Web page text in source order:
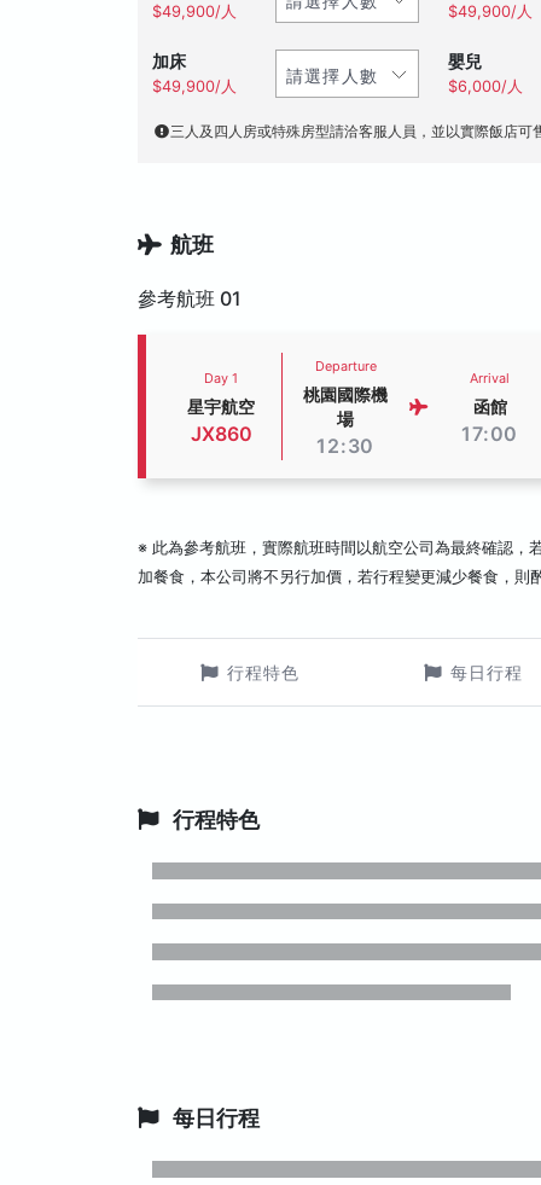
$49,900/人 $49,900/人
加床
$49,900/人
嬰兒
$6,000/人
三人及四人房或特殊房型請洽客服人員，並以實際飯店可
航班
參考航班 01
Day 1
星宇航空
JX860
Departure
桃園國際機
場
12:30
Arrival
函館
17:00
※ 此為參考航班，實際航班時間以航空公司為最終確認，
加餐食，本公司將不另行加價，若行程變更減少餐食，則
行程特色 每日行程
行程特色
每日行程